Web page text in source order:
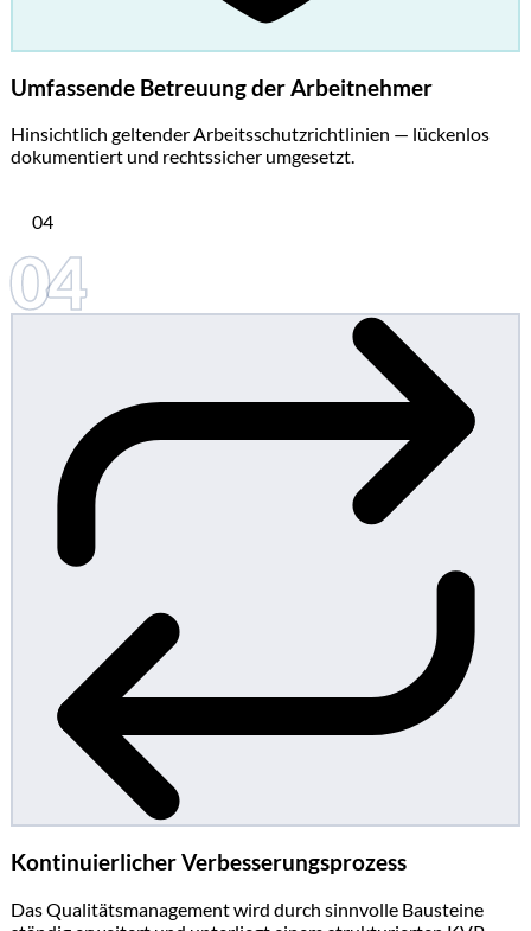
Umfassende Betreuung der Arbeitnehmer
Hinsichtlich geltender Arbeitsschutzrichtlinien — lückenlos
dokumentiert und rechtssicher umgesetzt.
04
04
Kontinuierlicher Verbesserungsprozess
Das Qualitätsmanagement wird durch sinnvolle Bausteine